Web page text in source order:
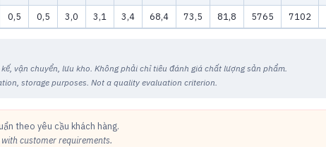
0,5 0,5 3,0 3,1 3,4 68,4 73,5 81,8 5765 7102
vận chuyển, lưu kho. Không phải chỉ tiêu đánh giá chất lượng sản phẩm.
storage purposes. Not a quality evaluation criterion.
theo yêu cầu khách hàng.
customer requirements.